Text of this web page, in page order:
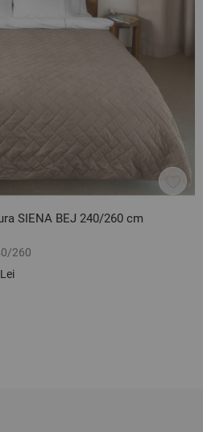
SIENA BEJ 240/260 cm
260